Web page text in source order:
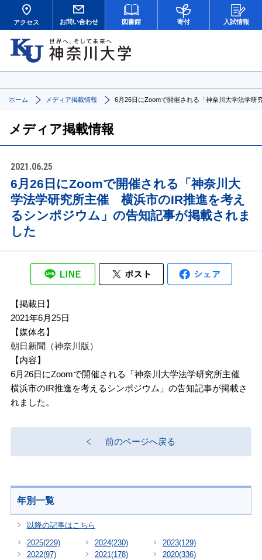
アクセス お問い合わせ 図書館 寄付 入試情報
ホーム メディア掲載情報 6月26日にZoomで開催される「神奈川大学法学
メディア掲載情報
2021.06.25
6月26日にZoomで開催される「神奈川大
学法学研究所主催 横浜市のIR推進を考え
るシンポジウム」の告知記事が掲載されま
した
【掲載日】
2021年6月25日
【媒体名】
朝日新聞（神奈川版）
【内容】
6月26日にZoomで開催される「神奈川大学法学研究所主催
横浜市のIR推進を考えるシンポジウム」の告知記事が掲載さ
れました。
前のページへ戻る
年別一覧
以降の記事はこちら
2025(229) 2024(230) 2023(129)
2022(97) 2021(178) 2020(336)